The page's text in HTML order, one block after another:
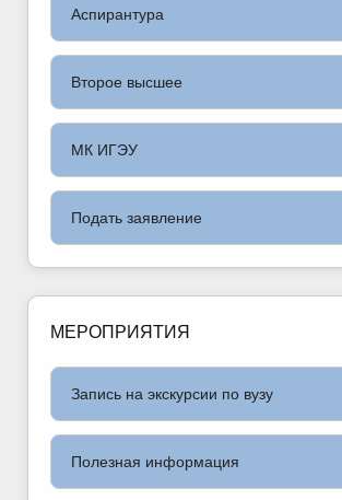
Аспирантура
Второе высшее
МК ИГЭУ
Подать заявление
МЕРОПРИЯТИЯ
Запись на экскурсии по вузу
Полезная информация